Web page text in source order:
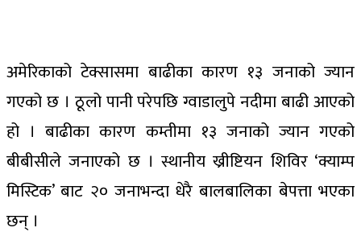
अमेरिकाको टेक्सासमा बाढीका कारण १३ जनाको ज्यान
गएको छ । ठूलो पानी परेपछि ग्वाडालुपे नदीमा बाढी आएको
हो । बाढीका कारण कम्तीमा १३ जनाको ज्यान गएको
बीबीसीले जनाएको छ । स्थानीय ख्रीष्टियन शिविर ‘क्याम्प
मिस्टिक’ बाट २० जनाभन्दा धेरै बालबालिका बेपत्ता भएका
छन् ।